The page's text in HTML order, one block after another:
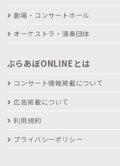
劇場・コンサートホール
オーケストラ・演奏団体
ぶらあぼONLINEとは
コンサート情報掲載について
広告掲載について
利用規約
プライバシーポリシー